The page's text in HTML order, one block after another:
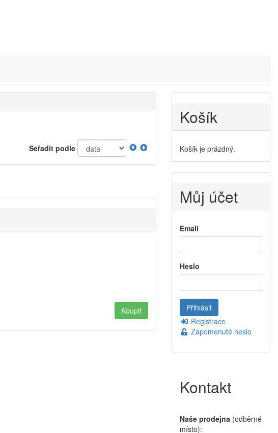
Seřadit podle
Košík
Košík je prázdný.
Můj účet
Email
Heslo
Registrace
Zapomenuté heslo
Kontakt
Naše prodejna (odběrné
místo):